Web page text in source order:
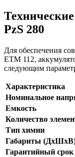
PzS 280
Для обеспечения
ETM 112,
следующим
Характеристика
Номинальное
Емкость
Количество
Тип химии
Габариты
Гарантийный срок